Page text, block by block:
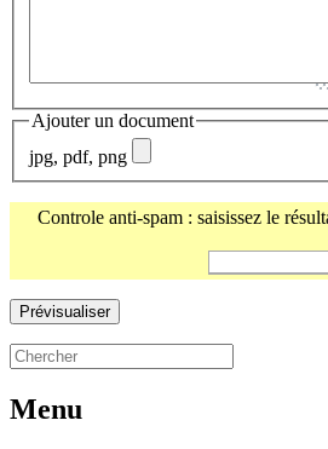
Ajouter un document
jpg, pdf, png
Controle anti-spam : saisissez le
Menu